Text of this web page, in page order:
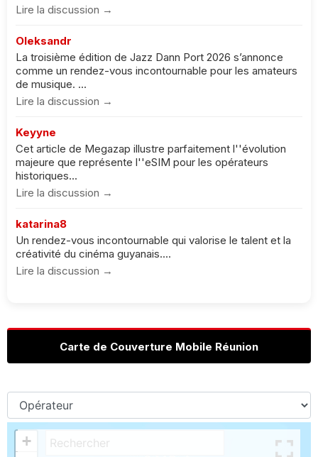
Lire la discussion →
Oleksandr
La troisième édition de Jazz Dann Port 2026 s’annonce
comme un rendez-vous incontournable pour les amateurs
de musique. ...
Lire la discussion →
Keyyne
Cet article de Megazap illustre parfaitement l''évolution
majeure que représente l''eSIM pour les opérateurs
historiques...
Lire la discussion →
katarina8
Un rendez-vous incontournable qui valorise le talent et la
créativité du cinéma guyanais....
Lire la discussion →
Carte de Couverture Mobile Réunion